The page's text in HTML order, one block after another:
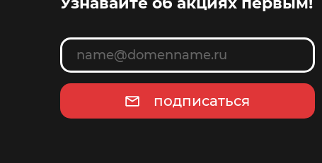
подписаться